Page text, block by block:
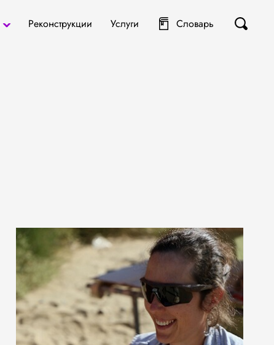
Реконструкции Услуги Словарь